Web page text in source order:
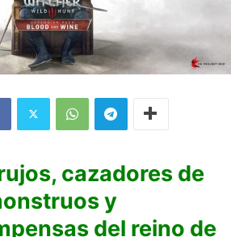
cazadores de
y
del reino de